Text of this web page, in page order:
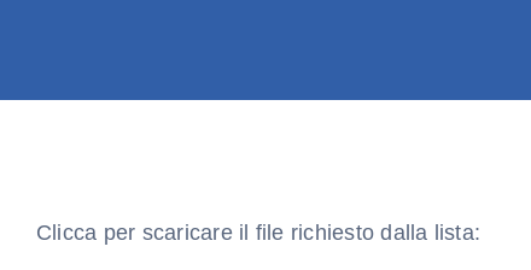
Clicca per scaricare il file richiesto dalla lista: